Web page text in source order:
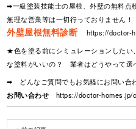
➡一級塗装技能士の屋根、外壁の無料点
無理な営業等は一切行っておりません！
外壁屋根無料診断
https://doctor-
★色を塗る前にシミュレーションした
な塗料がいいの？ 業者はどうやって選
➡ どんなご質問でもお気軽にお問い合
お問い合わせ
https://doctor-homes.jp/